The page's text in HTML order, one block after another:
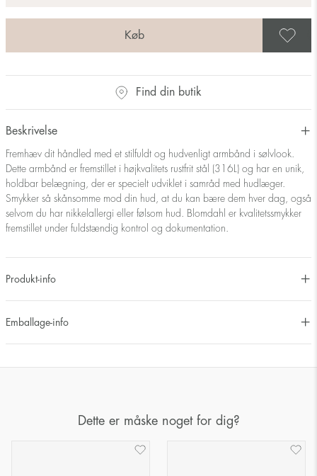
Find din butik
Beskrivelse
Fremhæv dit håndled med et stilfuldt og hudvenligt armbånd i sølvlook.
Dette armbånd er fremstillet i højkvalitets rustfrit stål (316L) og har en unik,
holdbar belægning, der er specielt udviklet i samråd med hudlæger.
Smykker så skånsomme mod din hud, at du kan bære dem hver dag, også
selvom du har nikkelallergi eller følsom hud. Blomdahl er kvalitetssmykker
fremstillet under fuldstændig kontrol og dokumentation.
Produkt-info
Emballage-info
Dette er måske noget for dig?